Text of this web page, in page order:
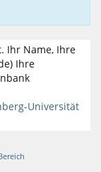
Ihr Name, Ihre
Ihre
Universität